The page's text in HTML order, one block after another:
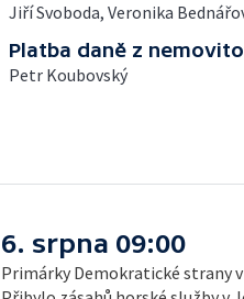
Jiří Svoboda, Veronika
Platba daně z
Petr Koubovský
6. srpna 09:00
Primárky Demokratické strany